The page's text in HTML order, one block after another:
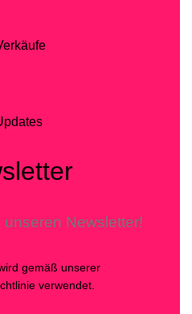
Newsletter!
gemäß unserer
verwendet.